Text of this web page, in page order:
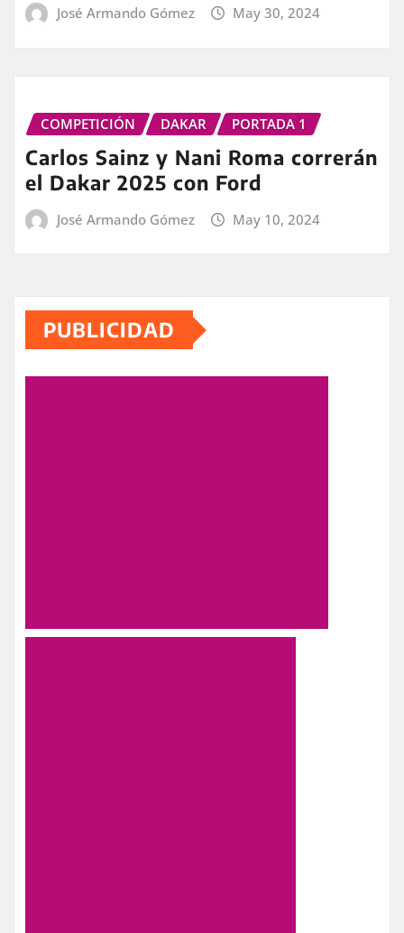
José Armando Gómez May 30, 2024
COMPETICIÓN DAKAR PORTADA 1
Carlos Sainz y Nani Roma correrán
el Dakar 2025 con Ford
José Armando Gómez May 10, 2024
PUBLICIDAD